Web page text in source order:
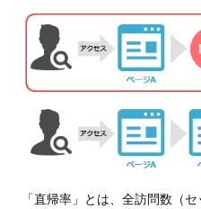
「直帰率」とは、全訪問数（